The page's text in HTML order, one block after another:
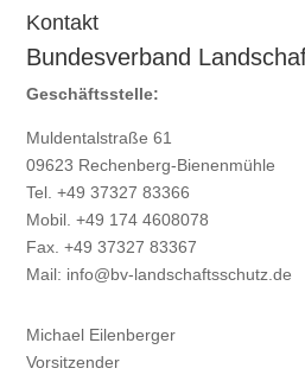
Kontakt
Bundesverband
Geschäftsstelle:
Muldentalstraße 61
09623 Rechenberg-Bienenmühle
Tel. +49 37327 83366
Mobil. +49 174 4608078
Fax. +49 37327 83367
Mail: info@bv-landschaftsschutz.de
Michael Eilenberger
Vorsitzender